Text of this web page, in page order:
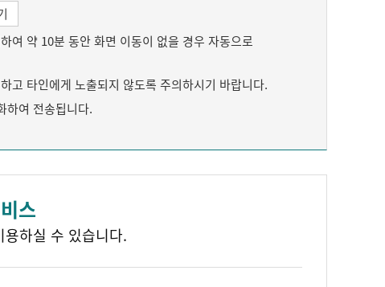
여 약 10분 동안 화면 이동이 없을 경우 자동으로
고 타인에게 노출되지 않도록 주의하시기 바랍니다.
하여 전송됩니다.
스
용하실 수 있습니다.